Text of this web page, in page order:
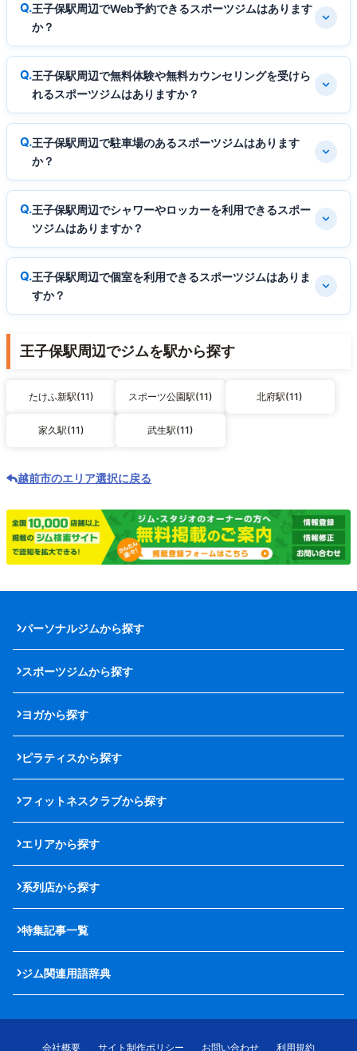
王子保駅周辺でWeb予約できるスポーツジムはあります
か？
王子保駅周辺で無料体験や無料カウンセリングを受けら
れるスポーツジムはありますか？
王子保駅周辺で駐車場のあるスポーツジムはあります
か？
王子保駅周辺でシャワーやロッカーを利用できるスポー
ツジムはありますか？
王子保駅周辺で個室を利用できるスポーツジムはありま
すか？
王子保駅周辺でジムを駅から探す
たけふ新駅(11) スポーツ公園駅(11) 北府駅(11)
家久駅(11) 武生駅(11)
越前市のエリア選択に戻る
パーソナルジムから探す
スポーツジムから探す
ヨガから探す
ピラティスから探す
フィットネスクラブから探す
エリアから探す
系列店から探す
特集記事一覧
ジム関連用語辞典
会社概要 サイト制作ポリシー お問い合わせ
利用規約